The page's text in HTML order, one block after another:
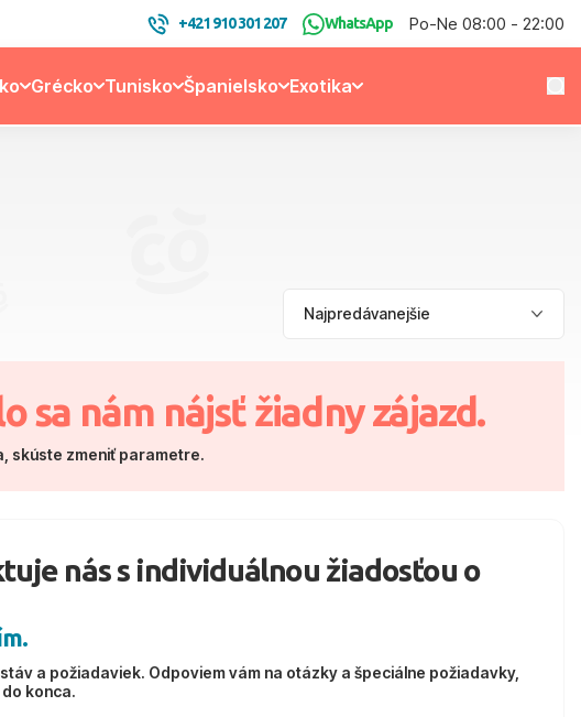
+421 910 301 207 WhatsApp Po-Ne 08:00 - 22:00
Grécko Tunisko Španielsko Exotika
sa nám nájsť žiadny zájazd.
skúste zmeniť parametre.
nás s individuálnou žiadosťou o
a požiadaviek. Odpoviem vám na otázky a špeciálne požiadavky,
konca.